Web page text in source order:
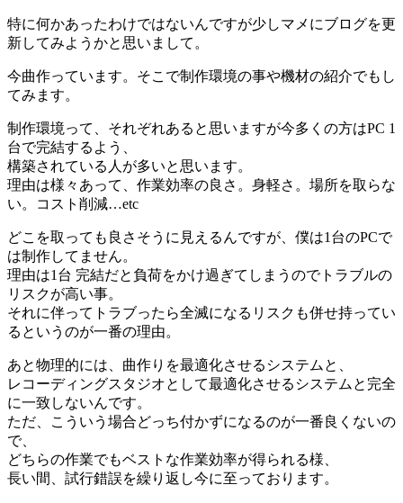
特に何かあったわけではないんですが少しマメにブログを更
新してみようかと思いまして。
今曲作っています。そこで制作環境の事や機材の紹介でもし
てみます。
制作環境って、それぞれあると思いますが今多くの方はPC 1
台で完結するよう、
構築されている人が多いと思います。
理由は様々あって、作業効率の良さ。身軽さ。場所を取らな
い。コスト削減…etc
どこを取っても良さそうに見えるんですが、僕は1台のPCで
は制作してません。
理由は1台 完結だと負荷をかけ過ぎてしまうのでトラブルの
リスクが高い事。
それに伴ってトラブったら全滅になるリスクも併せ持ってい
るというのが一番の理由。
あと物理的には、曲作りを最適化させるシステムと、
レコーディングスタジオとして最適化させるシステムと完全
に一致しないんです。
ただ、こういう場合どっち付かずになるのが一番良くないの
で、
どちらの作業でもベストな作業効率が得られる様、
長い間、試行錯誤を繰り返し今に至っております。